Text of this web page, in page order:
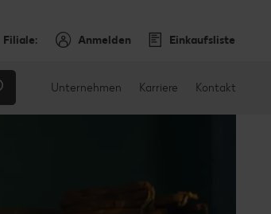
Filiale: Anmelden Einkaufsliste
Unternehmen Karriere Kontakt